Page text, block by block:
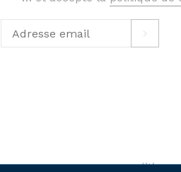
©2026. RAS bv-srl politique